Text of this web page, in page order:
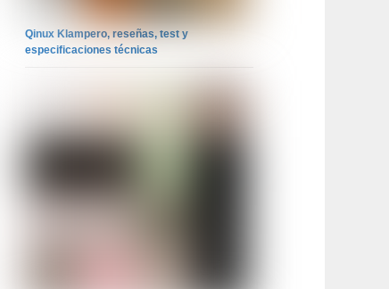
Qinux Klampero, reseñas, test y
especificaciones técnicas